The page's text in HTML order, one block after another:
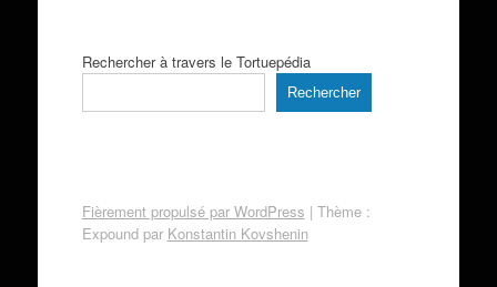
Rechercher à travers le Tortuepédia
Rechercher
Fièrement propulsé par WordPress | Thème :
Expound par Konstantin Kovshenin